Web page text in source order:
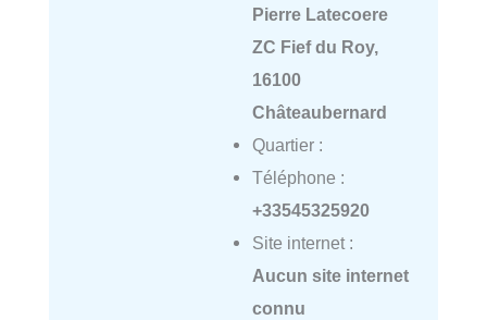
Pierre Latecoere
ZC Fief du Roy,
16100
Châteaubernard
Quartier :
Téléphone :
+33545325920
Site internet :
Aucun site internet
connu